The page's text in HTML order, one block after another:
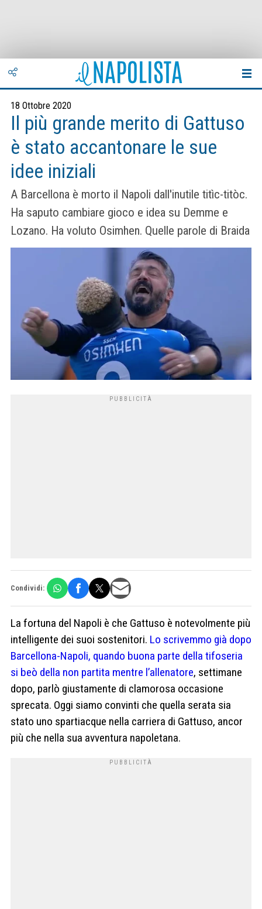
18 Ottobre 2020
Il più grande merito di Gattuso
è stato accantonare le sue
idee iniziali
A Barcellona è morto il Napoli dall'inutile titìc-titòc.
Ha saputo cambiare gioco e idea su Demme e
Lozano. Ha voluto Osimhen. Quelle parole di Braida
Condividi:
La fortuna del Napoli è che Gattuso è notevolmente più
intelligente dei suoi sostenitori. Lo scrivemmo già dopo
Barcellona-Napoli, quando buona parte della tifoseria
si beò della non partita mentre l’allenatore, settimane
dopo, parlò giustamente di clamorosa occasione
sprecata. Oggi siamo convinti che quella serata sia
stato uno spartiacque nella carriera di Gattuso, ancor
più che nella sua avventura napoletana.